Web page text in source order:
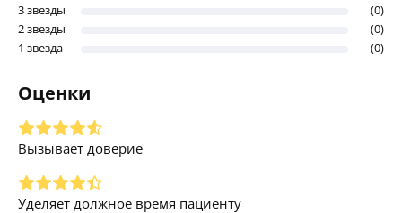
3 звезды
(0)
2 звезды
(0)
1 звезда
(0)
Оценки
Вызывает доверие
Уделяет должное время пациенту